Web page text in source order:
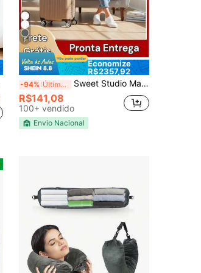
7
Economize
R$2357,92
-94% Últimos 2 dias Sweet Studio Mala Bordo Para Viagem Estrutura Reforçada ABS Inquebrável Com Zïper Duplas Expansíva Rodinhas Giro 360 Removíveis Cadeado Segura Ideal Para VIagem Sem Despachar
R$141,08
100+ vendido
Envio Nacional